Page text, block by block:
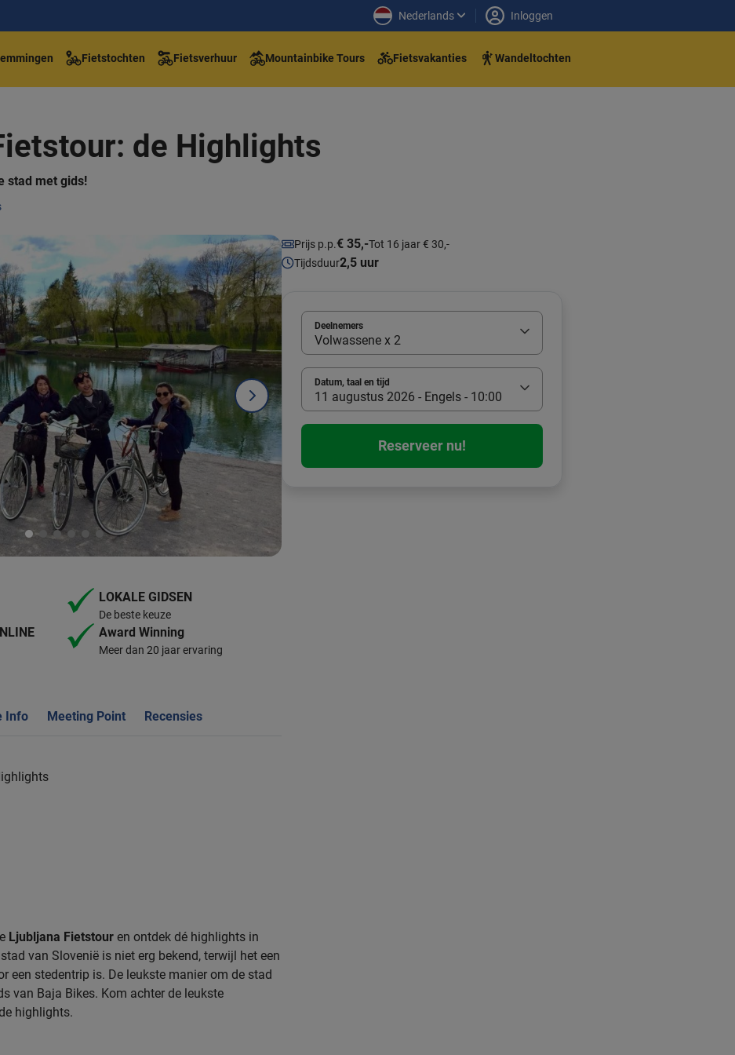
Nederlands Inloggen
Fietstochten Fietsverhuur Mountainbike Tours Fietsvakanties Wandeltochten
de Highlights
stad met gids!
LOKALE GIDSEN
De beste keuze
Award Winning
Meer dan 20 jaar ervaring
Info Meeting Point Recensies
Ljubljana Fietstour en ontdek dé highlights in
van Slovenië is niet erg bekend, terwijl het een
een stedentrip is. De leukste manier om de stad
van Baja Bikes. Kom achter de leukste
highlights.
Prijs p.p.€ 35,-Tot 16 jaar € 30,-
Tijdsduur2,5 uur
Deelnemers
Volwassene x 2
Datum, taal en tijd
11 augustus 2026 - Engels - 10:00
Reserveer nu!